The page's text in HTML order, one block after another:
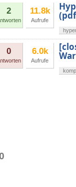
2 11.8k
Aufrufe
0 6.0k
Aufrufe